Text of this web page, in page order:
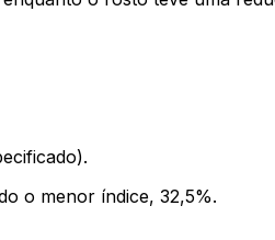
o menor índice, 32,5%.